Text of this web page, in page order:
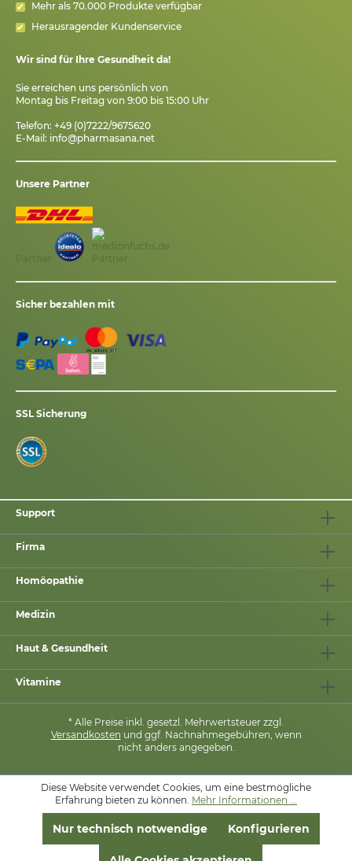
Mehr als 70.000 Produkte verfügbar
Herausragender Kundenservice
Wir sind für Ihre Gesundheit da!
Sie erreichen uns persönlich von
Montag bis Freitag von 9:00 bis 15:00 Uhr
Telefon: +49 (0)7222/9675620
E-Mail: info@pharmasana.net
Unsere Partner
Sicher bezahlen mit
SSL Sicherung
Support
Firma
Homöopathie
Medizin
Haut & Gesundheit
Vitamine
* Alle Preise inkl. gesetzl. Mehrwertsteuer zzgl.
Versandkosten und ggf. Nachnahmegebühren, wenn
nicht anders angegeben.
MIT ❤VON PHARMASANA
Diese Website verwendet Cookies, um eine bestmögliche
Erfahrung bieten zu können. Mehr Informationen ...
Nur technisch notwendige Konfigurieren